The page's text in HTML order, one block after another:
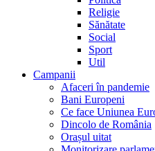
Religie
Sănătate
Social
Sport
Util
Campanii
Afaceri în pandemie
Bani Europeni
Ce face Uniunea
Dincolo de România
Orașul uitat